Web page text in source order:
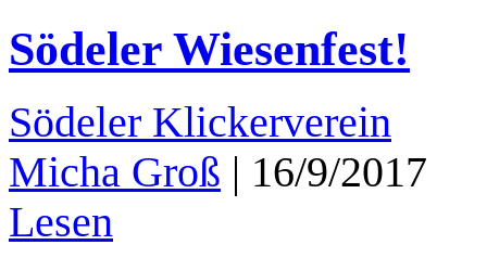
Södeler Wiesenfest!
Södeler Klickerverein
Micha Groß | 16/9/2017
Lesen